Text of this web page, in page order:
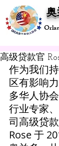
奥
高级贷款官
作为我们
区有影响
多华人协
行业专家
司高级贷
Rose 于